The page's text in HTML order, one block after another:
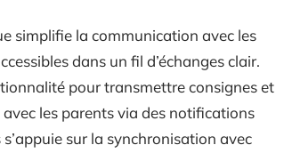
simplifie la communication avec les
dans un fil d’échanges clair.
pour transmettre consignes et
les parents via des notifications
sur la synchronisation avec